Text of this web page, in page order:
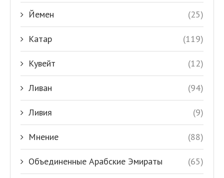
Йемен (25)
Катар (119)
Кувейт (12)
Ливан (94)
Ливия (9)
Мнение (88)
Объединенные Арабские Эмираты (65)